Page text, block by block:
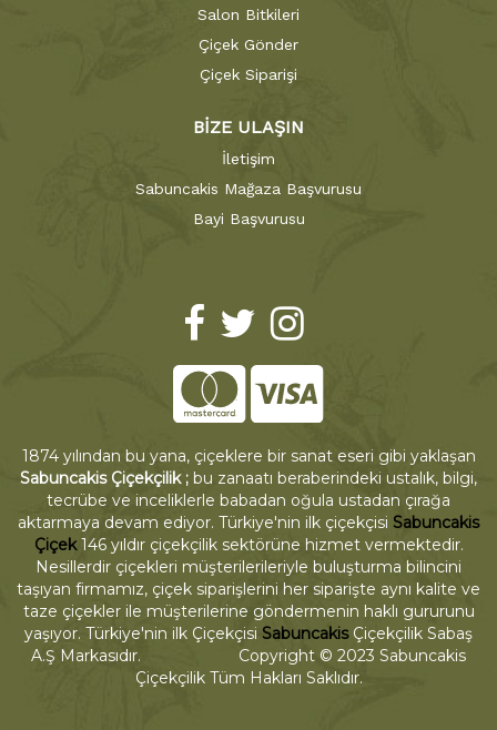
Salon Bitkileri
Çiçek Gönder
Çiçek Siparişi
BİZE ULAŞIN
İletişim
Sabuncakis Mağaza Başvurusu
Bayi Başvurusu
1874 yılından bu yana, çiçeklere bir sanat eseri gibi yaklaşan
Sabuncakis Çiçekçilik ; bu zanaatı beraberindeki ustalık, bilgi,
tecrübe ve inceliklerle babadan oğula ustadan çırağa
aktarmaya devam ediyor. Türkiye'nin ilk çiçekçisi Sabuncakis
Çiçek146 yıldır çiçekçilik sektörüne hizmet vermektedir.
Nesillerdir çiçekleri müşterilerileriyle buluşturma bilincini
taşıyan firmamız, çiçek siparişlerini her siparişte aynı kalite ve
taze çiçekler ile müşterilerine göndermenin haklı gururunu
yaşıyor. Türkiye'nin ilk Çiçekçisi SabuncakisÇiçekçilik Sabaş
A.Ş Markasıdır. Copyright © 2023 Sabuncakis
Çiçekçilik Tüm Hakları Saklıdır.